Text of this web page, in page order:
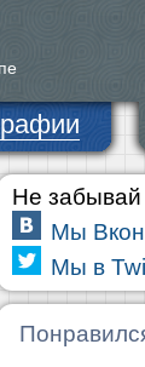
Не забывай
Мы
Мы в